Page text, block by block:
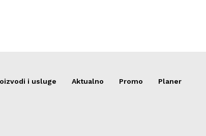
i usluge Aktualno Promo Planer